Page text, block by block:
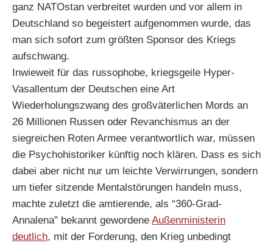
ganz NATOstan verbreitet wurden und vor allem in
Deutschland so begeistert aufgenommen wurde, das
man sich sofort zum größten Sponsor des Kriegs
aufschwang.
Inwieweit für das russophobe, kriegsgeile Hyper-
Vasallentum der Deutschen eine Art
Wiederholungszwang des großväterlichen Mords an
26 Millionen Russen oder Revanchismus an der
siegreichen Roten Armee verantwortlich war, müssen
die Psychohistoriker künftig noch klären. Dass es sich
dabei aber nicht nur um leichte Verwirrungen, sondern
um tiefer sitzende Mentalstörungen handeln muss,
machte zuletzt die amtierende, als “360-Grad-
Annalena” bekannt gewordene Außenministerin
deutlich, mit der Forderung, den Krieg unbedingt